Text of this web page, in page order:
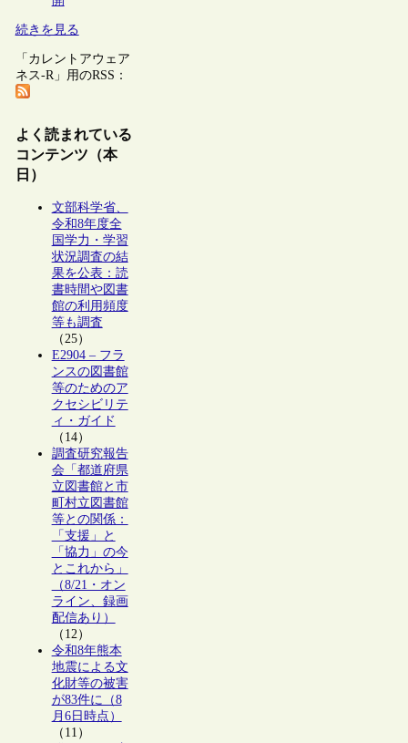
続きを見る
「カレントアウェア
ネス-R」用のRSS：
よく読まれている
コンテンツ（本
日）
文部科学省、
令和8年度全
国学力・学習
状況調査の結
果を公表：読
書時間や図書
館の利用頻度
等も調査
（25）
E2904 – フラ
ンスの図書館
等のためのア
クセシビリテ
ィ・ガイド
（14）
調査研究報告
会「都道府県
立図書館と市
町村立図書館
等との関係：
「支援」と
「協力」の今
とこれから」
（8/21・オン
ライン、録画
配信あり）
（12）
令和8年熊本
地震による文
化財等の被害
が83件に（8
月6日時点）
（11）